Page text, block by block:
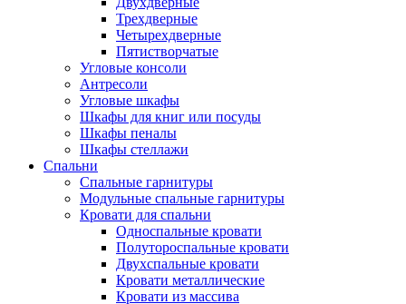
Трехдверные
Четырехдверные
Пятистворчатые
Угловые консоли
Антресоли
Угловые шкафы
Шкафы для книг или посуды
Шкафы пеналы
Шкафы стеллажи
Спальни
Спальные гарнитуры
Модульные спальные гарнитуры
Кровати для спальни
Односпальные кровати
Полутороспальные кровати
Двухспальные кровати
Кровати металлические
Кровати из массива